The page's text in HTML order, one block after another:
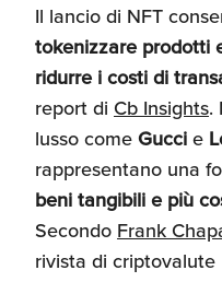
Il lancio di NFT
tokenizzare prodotti
ridurre i costi di
report di Cb Insights.
lusso comeGuccie
rappresentano una
beni tangibili e più
Secondo Frank
rivista di criptovalute